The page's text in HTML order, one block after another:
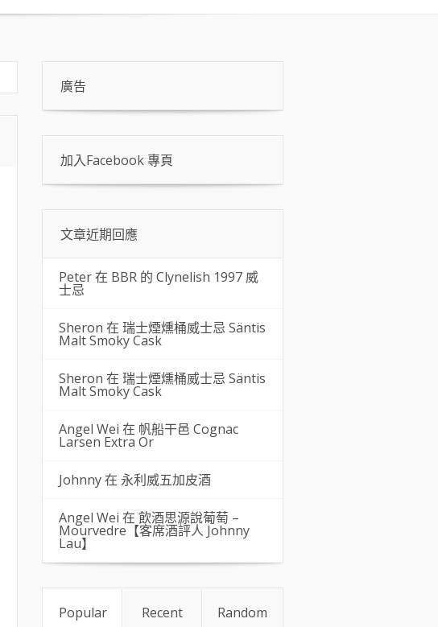
廣告
加入Facebook 專頁
文章近期回應
Peter 在 BBR 的 Clynelish 1997 威
士忌
Sheron 在 瑞士煙燻桶威士忌 Säntis
Malt Smoky Cask
Sheron 在 瑞士煙燻桶威士忌 Säntis
Malt Smoky Cask
Angel Wei 在 帆船干邑 Cognac
Larsen Extra Or
Johnny 在 永利威五加皮酒
Angel Wei 在 飲酒思源說葡萄 –
Mourvedre【客席酒評人 Johnny
Lau】
Popular Recent Random